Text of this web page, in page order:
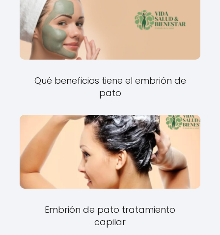
Qué beneficios tiene el embrión de
pato
Embrión de pato tratamiento
capilar